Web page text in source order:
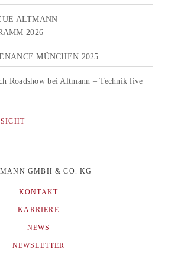
ALTMANN
2026
MÜNCHEN 2025
Roadshow bei Altmann – Technik live
GMBH & CO. KG
KONTAKT
KARRIERE
NEWS
NEWSLETTER